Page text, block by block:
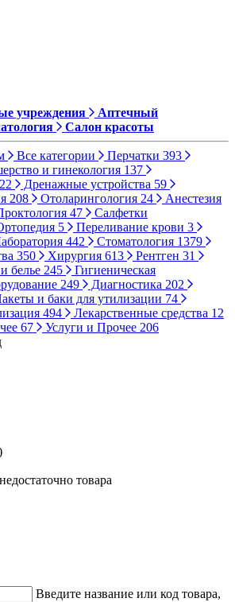
учреждения
Аптечный
Салон красоты
Все категории Перчатки 393
и гинекология 137
Дренажные устройства 59
208 Отоларингология 24
Анестезия
47
Салфетки
5 Переливание крови 3
442 Стоматология 1379
350 Хирургия 613 Рентген 31
белье 245
Гигиеническая
249 Диагностика 202
и баки для утилизации 74
494 Лекарственные средства 12
67 Услуги и Прочее 206
товара
Введите название или код товара,